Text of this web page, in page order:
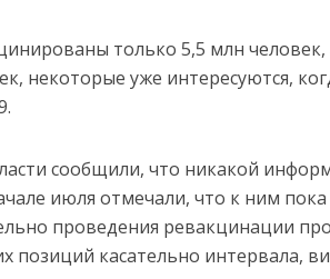
только 5,5 млн человек,
некоторые уже интересуются,
сообщили, что никакой
июля отмечали, что к ним пока
проведения ревакцинации
позиций касательно интервала,